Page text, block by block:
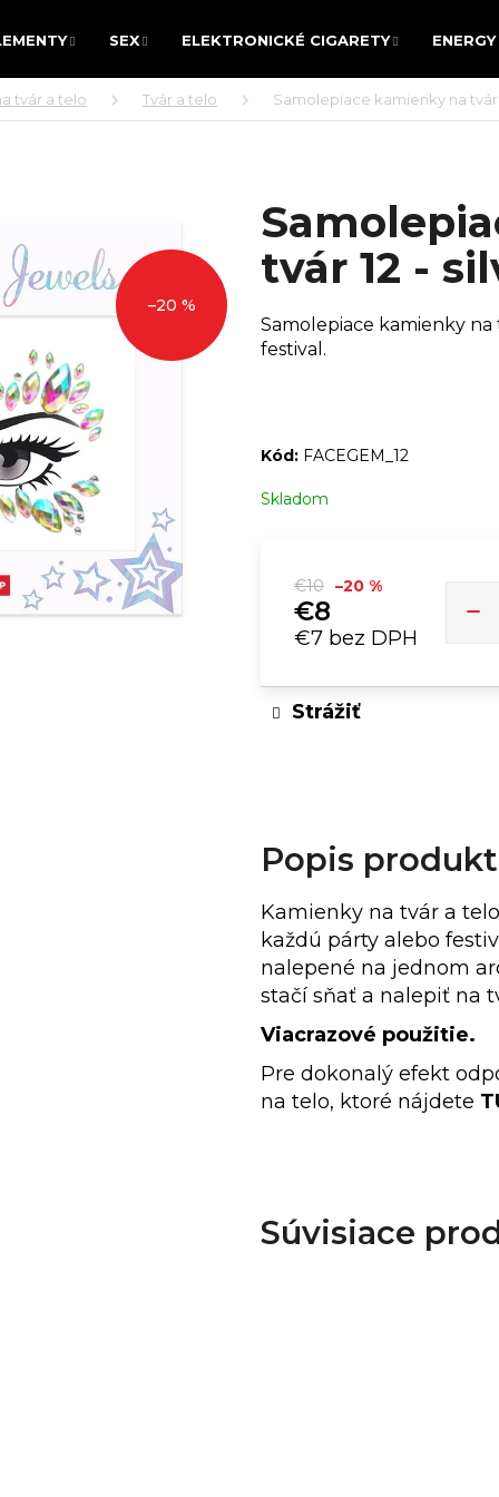
SEX ELEKTRONICKÉ CIGARETY
ELEKTRONICKÉ CIGARETY
tvár a telo Tvár a telo Samolepiace kamienky na tvár
tvár 12 -
Samolepiace kamienky
festival.
Kód: FACEGEM_12
Skladom
€10 –20 %
€8
€7 bez DPH
cena:
Strážiť
Popis
Kamienky na tvár a
každú párty alebo
nalepené na jednom
stačí sňať a nalepiť na
Viacrazové použitie.
Pre dokonalý efekt
na telo, ktoré nájdete
Súvisiace
–20 %
NÁJSŤ?
HĽADAŤ
Odporúčame
CANAPUFF - BALANCED 99% - T9HC
FLOWERS
€10